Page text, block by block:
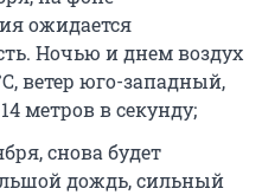
ожидается
Ночью и днем воздух
ветер юго-западный,
метров в секунду;
снова будет
дождь, сильный